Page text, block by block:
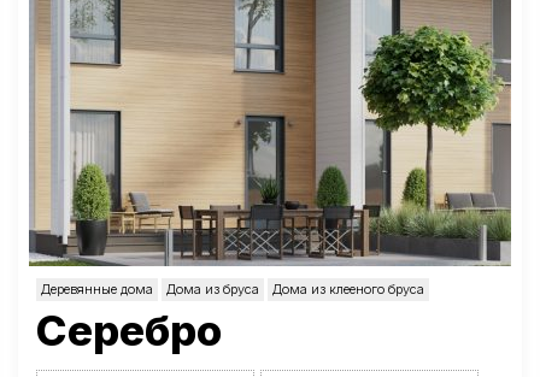
Деревянные дома Дома из бруса Дома из клееного бруса
Серебро